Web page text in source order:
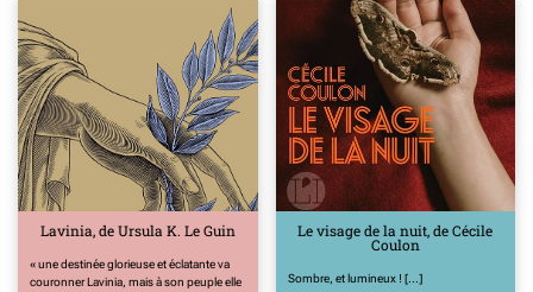
Lavinia, de Ursula K. Le Guin
« une destinée glorieuse et éclatante va
couronner Lavinia, mais à son peuple elle
Le visage de la nuit, de Cécile
Coulon
Sombre, et lumineux ! [...]